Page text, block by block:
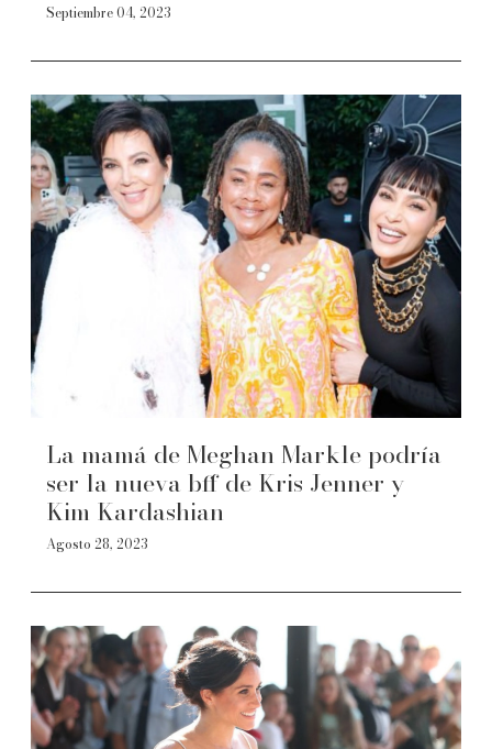
Septiembre 04, 2023
La mamá de Meghan Markle podría
ser la nueva bff de Kris Jenner y
Kim Kardashian
Agosto 28, 2023